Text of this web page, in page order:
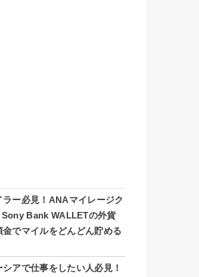
ラー必見！ANAマイレージク
Sony Bank WALLETの外貨
金でマイルをどんどん貯める
シアで仕事をしたい人必見！